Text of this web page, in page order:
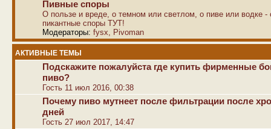
Пивные споры
О пользе и вреде, о темном или светлом, о пиве или водке -
пикантные споры ТУТ!
Модераторы: fysx Pivoman
АКТИВНЫЕ ТЕМЫ
Подскажите пожалуйста где купить фирменные
пиво?
Гость 11 июл 2016, 00:38
Почему пиво мутнеет после фильтрации после
дней
Гость 27 июл 2017, 14:47